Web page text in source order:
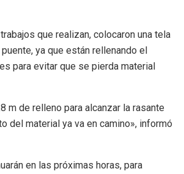
que realizan, colocaron una tela
ya que están rellenando el
para evitar que se pierda material
m de relleno para alcanzar la rasante
del material ya va en camino», informó
en las próximas horas, para